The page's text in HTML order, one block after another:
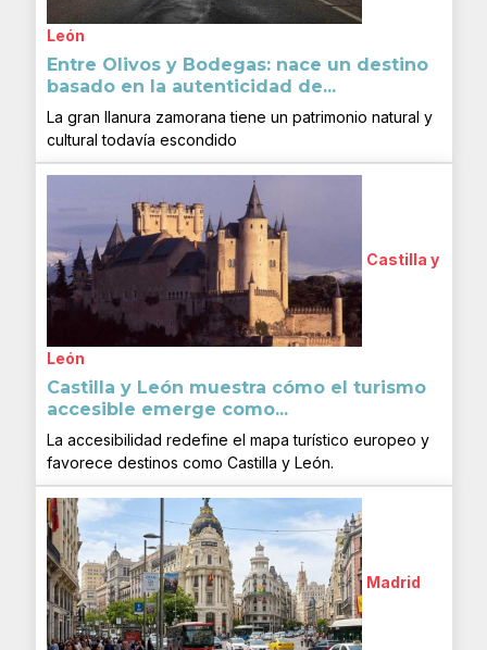
León
Entre Olivos y Bodegas: nace un destino
basado en la autenticidad de...
La gran llanura zamorana tiene un patrimonio natural y
cultural todavía escondido
Castilla y
León
Castilla y León muestra cómo el turismo
accesible emerge como...
La accesibilidad redefine el mapa turístico europeo y
favorece destinos como Castilla y León.
Madrid